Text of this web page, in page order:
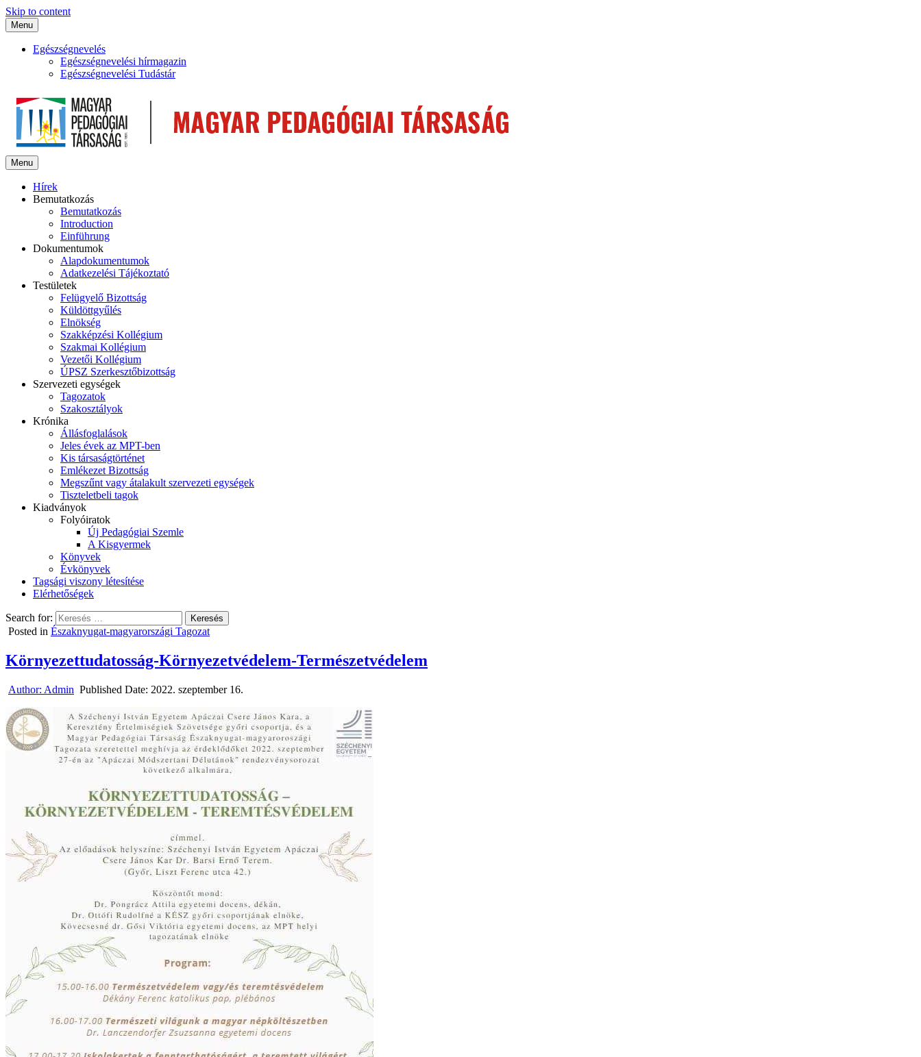
Skip to content
Menu
Egészségnevelés
Egészségnevelési hírmagazin
Egészségnevelési Tudástár
Menu
Hírek
Bemutatkozás
Bemutatkozás
Introduction
Einführung
Dokumentumok
Alapdokumentumok
Adatkezelési Tájékoztató
Testületek
Felügyelő Bizottság
Küldöttgyűlés
Elnökség
Szakképzési Kollégium
Szakmai Kollégium
Vezetői Kollégium
ÚPSZ Szerkesztőbizottság
Szervezeti egységek
Tagozatok
Szakosztályok
Krónika
Állásfoglalások
Jeles évek az MPT-ben
Kis társaságtörténet
Emlékezet Bizottság
Megszűnt vagy átalakult szervezeti egységek
Tiszteletbeli tagok
Kiadványok
Folyóiratok
Új Pedagógiai Szemle
A Kisgyermek
Könyvek
Évkönyvek
Tagsági viszony létesítése
Elérhetőségek
Search for:
Posted in Északnyugat-magyarországi Tagozat
Környezettudatosság-Környezetvédelem-Természetvédelem
Author: Admin Published Date: 2022. szeptember 16.